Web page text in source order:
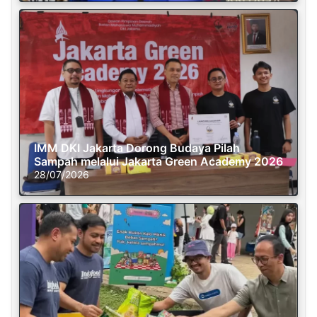
IMM DKI Jakarta Dorong Budaya Pilah
Sampah melalui Jakarta Green Academy 2026
28/07/2026